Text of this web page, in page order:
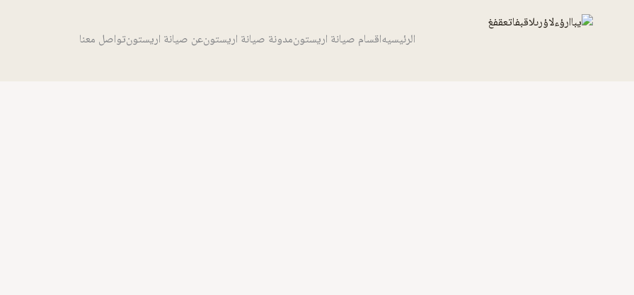
الرئيسيهاقسام صيانة اريستونمدونة صيانة اريستونعن صيانة اريستونتواصل معنا